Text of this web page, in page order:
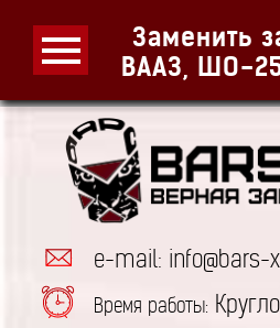
Заменить
ВААЗ, ШО-
e-mail: info@bars-
Время работы: